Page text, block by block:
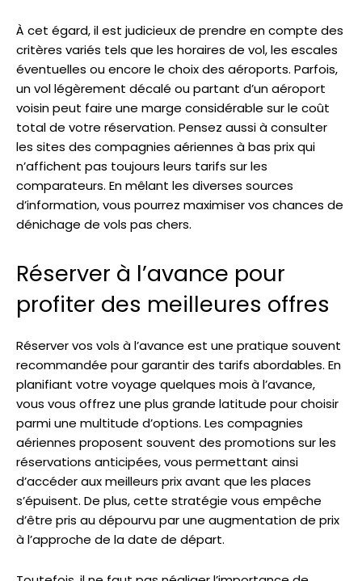
À cet égard, il est judicieux de prendre en compte des
critères variés tels que les horaires de vol, les escales
éventuelles ou encore le choix des aéroports. Parfois,
un vol légèrement décalé ou partant d’un aéroport
voisin peut faire une marge considérable sur le coût
total de votre réservation. Pensez aussi à consulter
les sites des compagnies aériennes à bas prix qui
n’affichent pas toujours leurs tarifs sur les
comparateurs. En mêlant les diverses sources
d’information, vous pourrez maximiser vos chances de
dénichage de vols pas chers.
Réserver à l’avance pour
profiter des meilleures offres
Réserver vos vols à l’avance est une pratique souvent
recommandée pour garantir des tarifs abordables. En
planifiant votre voyage quelques mois à l’avance,
vous vous offrez une plus grande latitude pour choisir
parmi une multitude d’options. Les compagnies
aériennes proposent souvent des promotions sur les
réservations anticipées, vous permettant ainsi
d’accéder aux meilleurs prix avant que les places
s’épuisent. De plus, cette stratégie vous empêche
d’être pris au dépourvu par une augmentation de prix
à l’approche de la date de départ.